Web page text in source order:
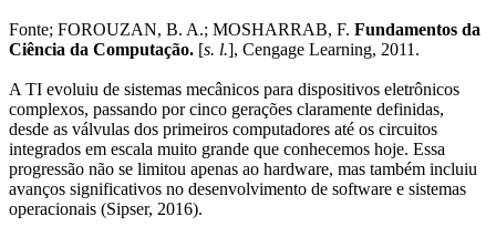
​Fonte; FOROUZAN, B. A.; MOSHARRAB, F. Fundamentos da
Ciência da Computação. [s. l.], Cengage Learning, 2011.
A TI evoluiu de sistemas mecânicos para dispositivos eletrônicos
complexos, passando por cinco gerações claramente definidas,
desde as válvulas dos primeiros computadores até os circuitos
integrados em escala muito grande que conhecemos hoje. Essa
progressão não se limitou apenas ao hardware, mas também incluiu
avanços significativos no desenvolvimento de software e sistemas
operacionais (Sipser, 2016).